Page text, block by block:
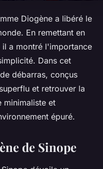
Diogène a libéré le
En remettant en
il a montré l'importance
Dans cet
débarras, conçus
et retrouver la
minimaliste et
épuré.
de Sinope